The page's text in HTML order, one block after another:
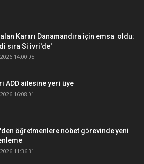
Kararı Danamandıra için emsal oldu:
sıra Silivri'de'
14:00:05
ADD ailesine yeni üye
16:08:01
öğretmenlere nöbet görevinde yeni
11:36:31